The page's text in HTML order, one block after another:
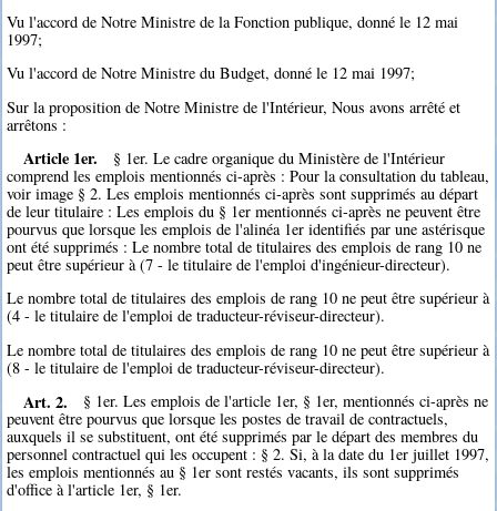
Vu l'accord de Notre Ministre de la Fonction publique, donné le 12 mai
1997;
Vu l'accord de Notre Ministre du Budget, donné le 12 mai 1997;
Sur la proposition de Notre Ministre de l'Intérieur, Nous avons arrêté et
arrêtons :
Article 1er.
§ 1er. Le cadre organique du Ministère de l'Intérieur
comprend les emplois mentionnés ci-après : Pour la consultation du tableau,
voir image § 2. Les emplois mentionnés ci-après sont supprimés au départ
de leur titulaire : Les emplois du § 1er mentionnés ci-après ne peuvent être
pourvus que lorsque les emplois de l'alinéa 1er identifiés par une astérisque
ont été supprimés : Le nombre total de titulaires des emplois de rang 10 ne
peut être supérieur à (7 - le titulaire de l'emploi d'ingénieur-directeur).
Le nombre total de titulaires des emplois de rang 10 ne peut être supérieur à
(4 - le titulaire de l'emploi de traducteur-réviseur-directeur).
Le nombre total de titulaires des emplois de rang 10 ne peut être supérieur à
(8 - le titulaire de l'emploi de traducteur-réviseur-directeur).
Art. 2.
§ 1er. Les emplois de l'article 1er, § 1er, mentionnés ci-après ne
peuvent être pourvus que lorsque les postes de travail de contractuels,
auxquels il se substituent, ont été supprimés par le départ des membres du
personnel contractuel qui les occupent : § 2. Si, à la date du 1er juillet 1997,
les emplois mentionnés au § 1er sont restés vacants, ils sont supprimés
d'office à l'article 1er, § 1er.